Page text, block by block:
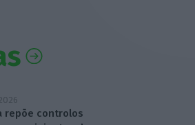
repõe controlos